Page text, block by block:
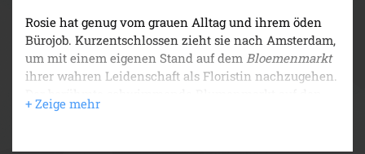
Rosie hat genug vom grauen Alltag und ihrem öden
Bürojob. Kurzentschlossen zieht sie nach Amsterdam,
um mit einem eigenen Stand auf dem Bloemenmarkt
ihrer wahren Leidenschaft als Floristin nachzugehen.
pittoresken Grachten erobert sofort ihr Herz. Alles